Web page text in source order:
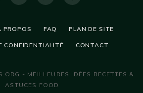
PROPOS FAQ PLAN DE SITE
CONFIDENTIALITÉ CONTACT
- MEILLEURES IDÉES RECETTES &
ASTUCES FOOD